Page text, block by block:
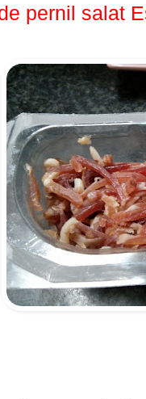
pernil salat